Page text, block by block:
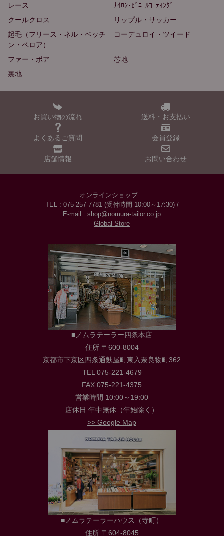
レース
ﾅｲﾛﾝ･ﾋﾞﾆｰﾙｺｰﾃｨﾝｸﾞ
クールクロス
リップル・サッカー
起毛（フリース・ネル・ベッチ
ン・ベロア）
コーデュロイ・ツイード
ファー・ボア
芯地
裏地
お買い物の流れ 送料・お支払い
よくあるご質問 会員登録
店舗情報 お問い合わせ
オンラインショップ
TEL : 075-257-7781 (受付時間 10:00～17:30) /
E-mail : shop@nomura-tailor.co.jp
Global Store
■ノムラテーラー四条本店
住所 〒600-8004
京都市下京区四条通麩屋町東入奈良物町362
TEL 075-221-4679
FAX 075-221-4375
営業時間 10:00～19:00
店休日 年中無休（年始除く）
>> Google Map
■ノムラテーラーハウス（寺町）
住所 〒604-8045